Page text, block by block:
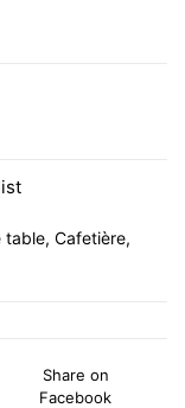
ALU
table, Cafetière,
Share on
Facebook